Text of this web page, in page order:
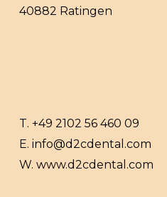
40882 Ratingen
T. +49 2102 56 460 09
E. info@d2cdental.com
W. www.d2cdental.com